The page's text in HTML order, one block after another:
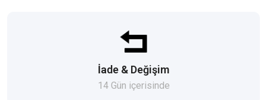
İade & Değişim
14 Gün içerisinde